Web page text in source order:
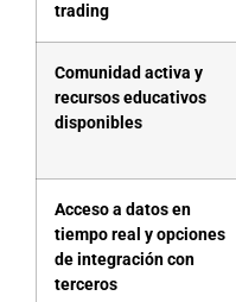
trading
Comunidad activa y
recursos educativos
disponibles
Acceso a datos en
tiempo real y opciones
de integración con
terceros